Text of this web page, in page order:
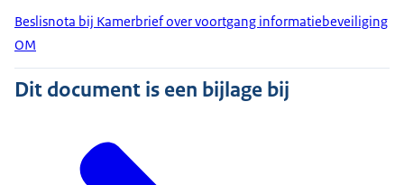
Beslisnota bij Kamerbrief over voortgang informatiebeveiliging
OM
Dit document is een bijlage bij